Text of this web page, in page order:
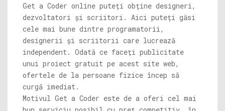
Get a Coder online puteți obține designeri,
dezvoltatori și scriitori. Aici puteți găsi
cele mai bune dintre programatorii,
designerii și scriitorii care lucrează
independent. Odată ce faceți publicitate
unui proiect gratuit pe acest site web,
ofertele de la persoane fizice încep să
curgă imediat.
Motivul Get a Coder este de a oferi cel mai